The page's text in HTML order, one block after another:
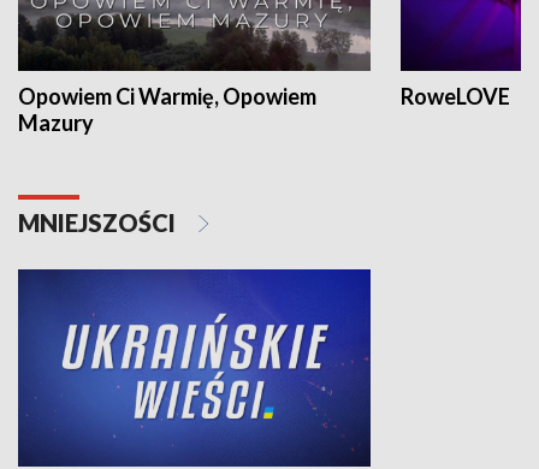
Opowiem Ci Warmię, Opowiem
Mazury
RoweLOVE
MNIEJSZOŚCI